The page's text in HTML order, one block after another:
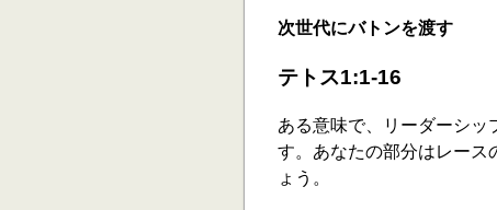
次世代にバトンを渡す
テトス1:1-16
ある意味で、リーダーシッ
す。あなたの部分はレース
ょう。